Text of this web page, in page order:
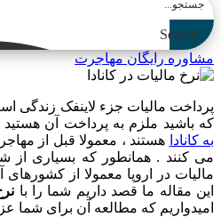
Search
مشاوره رایگان مهاجرت
پرداخت مالیات جزء لاینفک زندگی
که باشید ملزم به پرداخت آن هستید
به کانادا هستند ، معمولا قبل از
می کنند . همانطور که بسیاری از
مالیات در اروپا معمولا از کشورهای
این مقاله ما قصد داریم شما را با
امیدواریم که مطالعه آن برای شما